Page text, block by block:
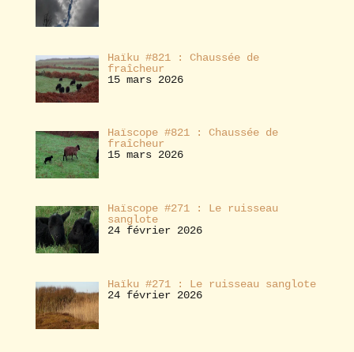
Haïku #821 : Chaussée de
fraîcheur
15 mars 2026
Haïscope #821 : Chaussée de
fraîcheur
15 mars 2026
Haïscope #271 : Le ruisseau
sanglote
24 février 2026
Haïku #271 : Le ruisseau sanglote
24 février 2026